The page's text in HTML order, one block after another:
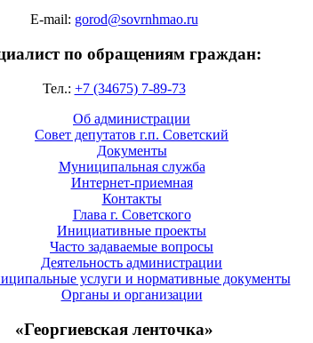
E-mail: gorod@sovrnhmao.ru
по обращениям граждан:
Тел.: +7 (34675) 7-89-73
Об администрации
Совет депутатов г.п. Советский
Документы
Муниципальная служба
Интернет-приемная
Контакты
Глава г. Советского
Инициативные проекты
Часто задаваемые вопросы
Деятельность администрации
услуги и нормативные документы
Органы и организации
«Георгиевская ленточка»